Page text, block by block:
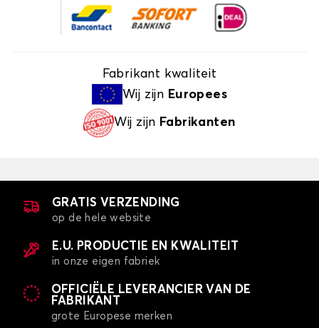
Fabrikant kwaliteit
Wij zijn Europees
Wij zijn Fabrikanten
GRATIS VERZENDING
op de hele website
E.U. PRODUCTIE EN KWALITEIT
in onze eigen fabriek
OFFICIËLE LEVERANCIER VAN DE
FABRIKANT
grote Europese merken